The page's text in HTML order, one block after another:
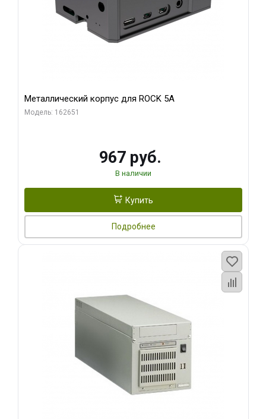
Металлический корпус для ROCK 5A
Модель: 162651
967 руб.
В наличии
Купить
Подробнее